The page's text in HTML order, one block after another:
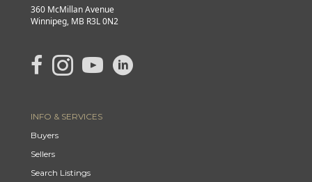
360 McMillan Avenue
Winnipeg, MB R3L 0N2
link to Justin's Facebook page
Link to Justin's Instagram page
link to Justin's YouTube page
Link to Justin's Linkedin page
INFO & SERVICES
Buyers
Sellers
Search Listings